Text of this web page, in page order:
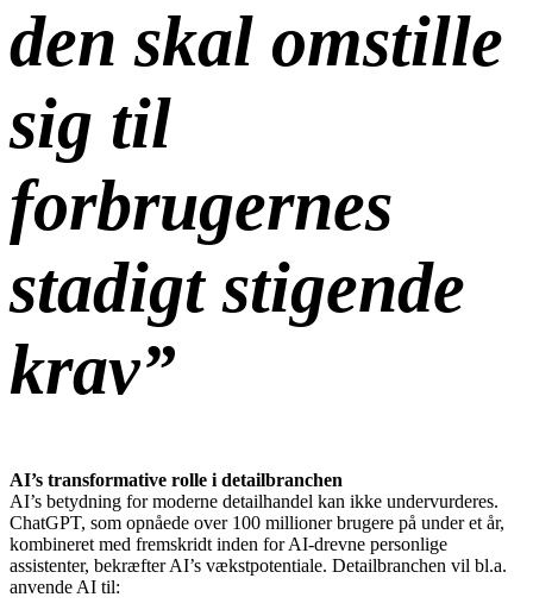
den skal omstille
sig til
forbrugernes
stadigt stigende
krav”
AI’s transformative rolle i detailbranchen
AI’s betydning for moderne detailhandel kan ikke undervurderes.
ChatGPT, som opnåede over 100 millioner brugere på under et år,
kombineret med fremskridt inden for AI-drevne personlige
assistenter, bekræfter AI’s vækstpotentiale. Detailbranchen vil bl.a.
anvende AI til: